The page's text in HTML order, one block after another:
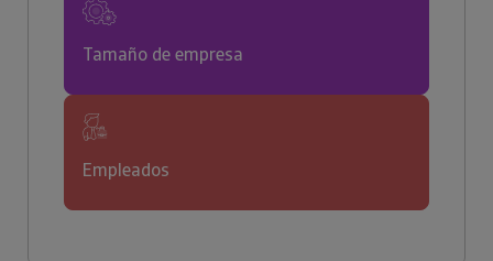
Tamaño de empresa
Empleados